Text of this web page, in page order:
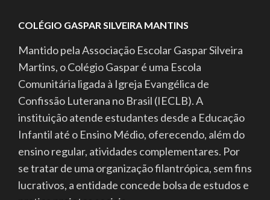
COLÉGIO GASPAR SILVEIRA MANTINS
Mantido pela Associação Escolar Gaspar Silveira
Martins, o Colégio Gaspar é uma Escola
Comunitária ligada à Igreja Evangélica de
Confissão Luterana no Brasil (IECLB). A
instituição atende estudantes desde a Educação
Infantil até o Ensino Médio, oferecendo, além do
ensino regular, atividades complementares. Por
se tratar de uma organização filantrópica, sem fins
lucrativos, a entidade concede bolsa de estudos e